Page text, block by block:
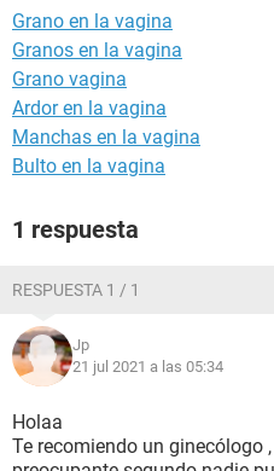
Grano en la vagina
Granos en la vagina
Grano vagina
Ardor en la vagina
Manchas en la vagina
Bulto en la vagina
1 respuesta
RESPUESTA 1 / 1
Jp
21 jul 2021 a las 05:34
Holaa
Te recomiendo un ginecólogo